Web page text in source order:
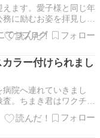
ます。愛子様と同じ年
に励むお姿を拝見し、
・・と感じています。
前の自分。今は離婚
で歩いてる感覚を味わ
つブログ
ラー付けられまし
院へ連れていきまし
。ちまき君はワクチン
も頑張りました。ちま
てましたが無事終えま